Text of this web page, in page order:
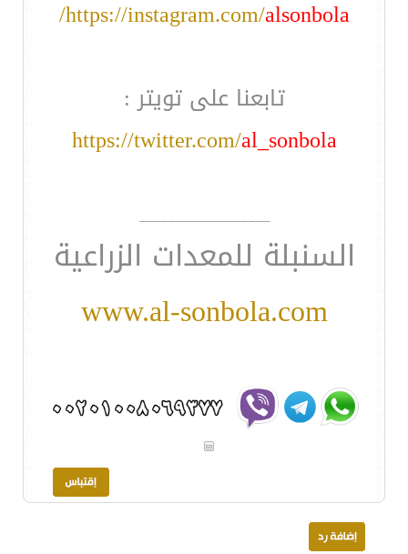
https://instagram.com/alsonbola
/
تابعنا على تويتر :
https://twitter.com/al_sonbola
__________________
السنبلة للمعدات الزراعية
www.al-sonbola.com